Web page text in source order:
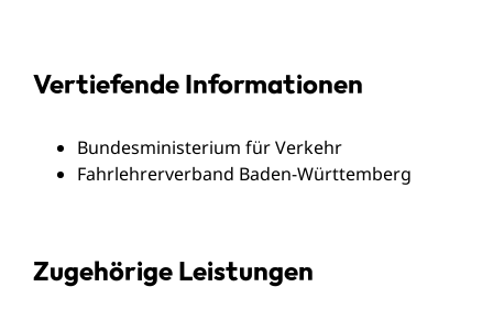
Vertiefende Informationen
Bundesministerium für Verkehr
Fahrlehrerverband Baden-Württemberg
Zugehörige Leistungen